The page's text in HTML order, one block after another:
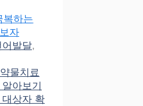
복하는
자
어발달,
물치료
아보기
상자 확